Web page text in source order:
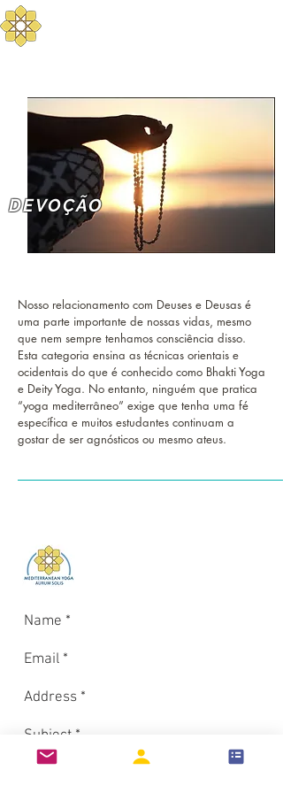
DEVOÇÃO
Nosso relacionamento com Deuses e Deusas é
uma parte importante de nossas vidas, mesmo
que nem sempre tenhamos consciência disso.
Esta categoria ensina as técnicas orientais e
ocidentais do que é conhecido como Bhakti Yoga
e Deity Yoga. No entanto, ninguém que pratica
“yoga mediterrâneo” exige que tenha uma fé
específica e muitos estudantes continuam a
gostar de ser agnósticos ou mesmo ateus.